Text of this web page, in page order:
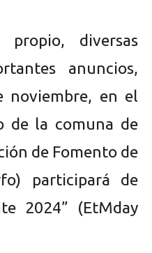
diversas
anuncios,
en el
de la comuna de
de Fomento de
participará de
2024” (EtMday